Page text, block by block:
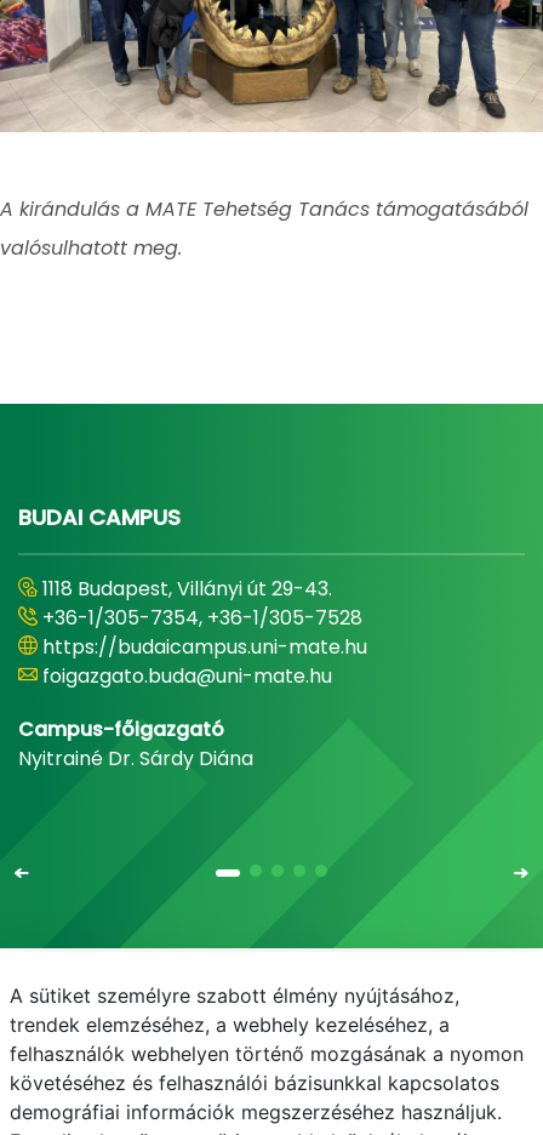
A kirándulás a MATE Tehetség Tanács támogatásából
valósulhatott meg.
BUDAI CAMPUS
1118 Budapest, Villányi út 29-43.
+36-1/305-7354, +36-1/305-7528
https://budaicampus.uni-mate.hu
foigazgato.buda@uni-mate.hu
Campus-főigazgató
Nyitrainé Dr. Sárdy Diána
Email Telefonkönyv NEPTUN
E-learning
Médiaközpont
Informatikai Igazgatóság
Adatvédelem
A sütiket személyre szabott élmény nyújtásához,
trendek elemzéséhez, a webhely kezeléséhez, a
felhasználók webhelyen történő mozgásának a nyomon
követéséhez és felhasználói bázisunkkal kapcsolatos
demográfiai információk megszerzéséhez használjuk.